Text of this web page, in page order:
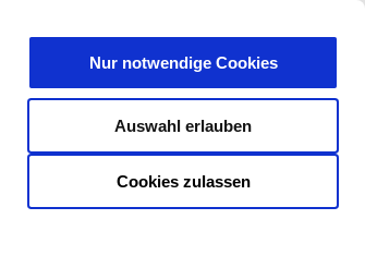
Cookies zulassen
Auswahl erlauben
Nur notwendige Cookies
SCHRIFTGRÖßE: